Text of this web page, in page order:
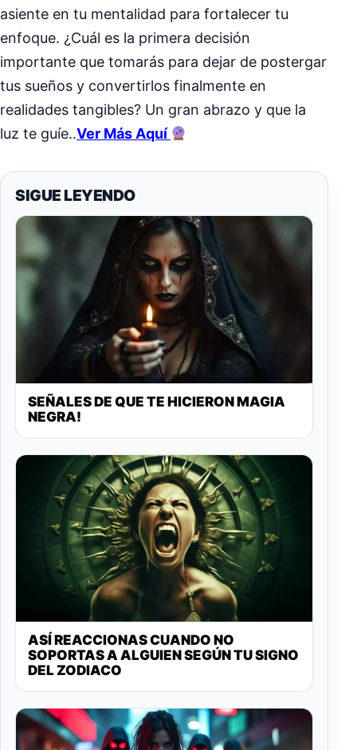
asiente en tu mentalidad para fortalecer tu
enfoque. ¿Cuál es la primera decisión
importante que tomarás para dejar de postergar
tus sueños y convertirlos finalmente en
realidades tangibles? Un gran abrazo y que la
luz te guíe..Ver Más Aquí
SIGUE LEYENDO
SEÑALES DE QUE TE HICIERON MAGIA
NEGRA!
ASÍ REACCIONAS CUANDO NO
SOPORTAS A ALGUIEN SEGÚN TU SIGNO
DEL ZODIACO